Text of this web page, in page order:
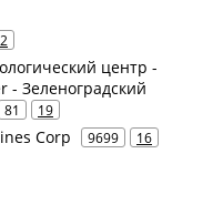
центр -
- Зеленоградский
81 19
Corp 9699 16